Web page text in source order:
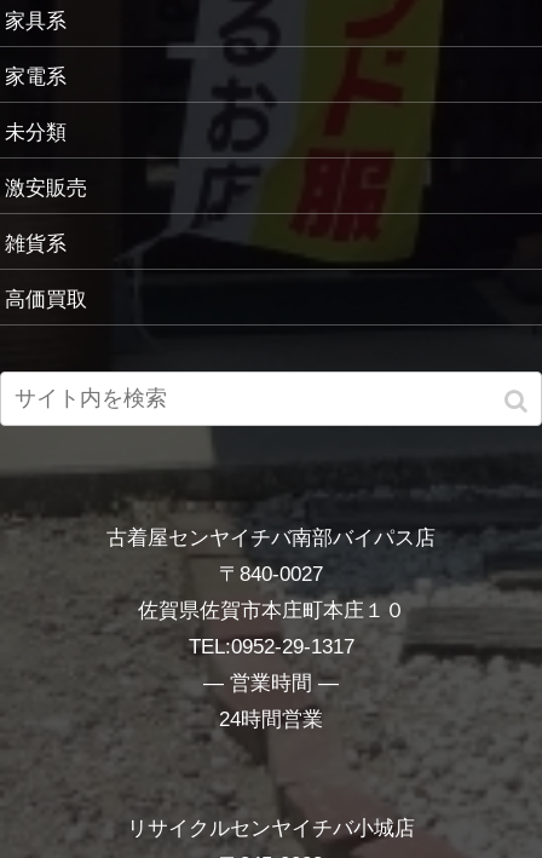
家具系
家電系
未分類
激安販売
雑貨系
高価買取
古着屋センヤイチバ南部バイパス店
〒840-0027
佐賀県佐賀市本庄町本庄１０
TEL:0952-29-1317
― 営業時間 ―
24時間営業
リサイクルセンヤイチバ小城店